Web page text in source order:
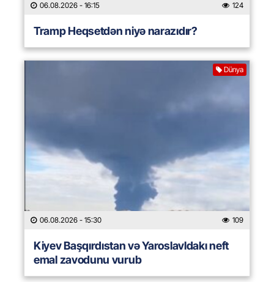
06.08.2026 - 16:15 124
Tramp Heqsetdən niyə narazıdır?
Dünya
06.08.2026 - 15:30 109
Kiyev Başqırdıstan və Yaroslavldakı neft
emal zavodunu vurub